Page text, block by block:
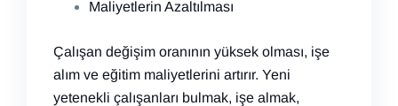
Maliyetlerin Azaltılması
Çalışan değişim oranının yüksek olması, işe
alım ve eğitim maliyetlerini artırır. Yeni
yetenekli çalışanları bulmak, işe almak,